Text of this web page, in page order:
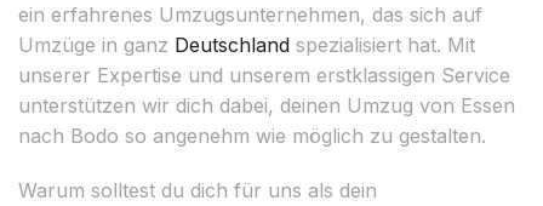
ein erfahrenes Umzugsunternehmen, das sich auf
Umzüge in ganz Deutschland spezialisiert hat. Mit
unserer Expertise und unserem erstklassigen Service
unterstützen wir dich dabei, deinen Umzug von Essen
nach Bodo so angenehm wie möglich zu gestalten.
Warum solltest du dich für uns als dein